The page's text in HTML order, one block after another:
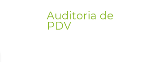
Auditoria de
PDV